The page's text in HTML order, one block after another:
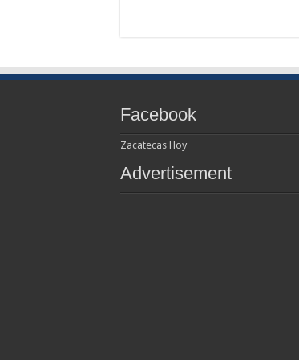
Facebook
Zacatecas Hoy
Advertisement